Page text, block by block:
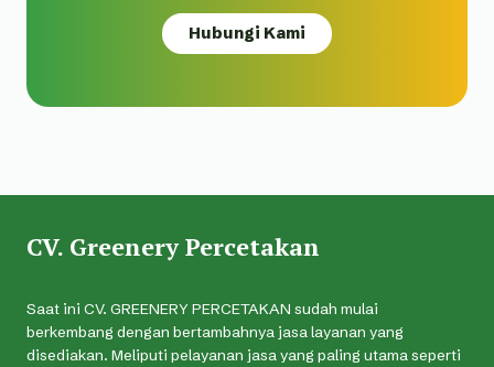
Hubungi Kami
CV. Greenery Percetakan
Saat ini CV. GREENERY PERCETAKAN sudah mulai
berkembang dengan bertambahnya jasa layanan yang
disediakan. Meliputi pelayanan jasa yang paling utama seperti